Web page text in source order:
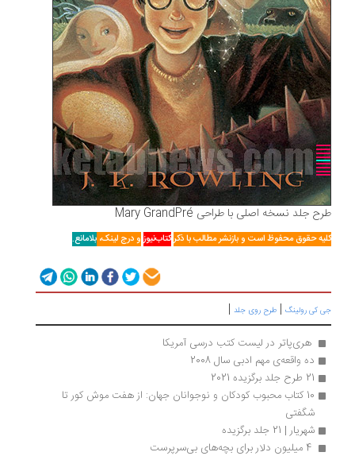
طرح جلد نسخه اصلی با طراحی Mary GrandPré
کلیه حقوق محفوظ است و بازنشر مطالب با ذکرکتاب‌نیوز و درج لینک، بلامانع.
جی کی رولینگ | طرح روی جلد |
هری‌پاتر در لیست کتب درسی آمریکا
ده واقعه‌ی مهم ادبی سال 2008
21 طرح جلد برگزیده 2021
شگفتی
شهریار | 21 جلد برگزیده